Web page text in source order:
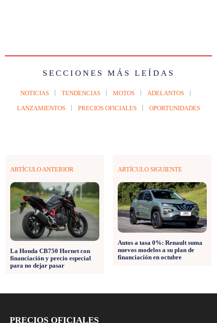
SECCIONES MÁS LEÍDAS
NOTICIAS TENDENCIAS MOTOS ADELANTOS
LANZAMIENTOS PRECIOS OFICIALES OPORTUNIDADES
ARTÍCULO ANTERIOR
La Honda CB750 Hornet con
financiación y precio especial
para no dejar pasar
ARTÍCULO SIGUIENTE
Autos a tasa 0%: Renault suma
nuevos modelos a su plan de
financiación en octubre
PRECIOS OFICIALES